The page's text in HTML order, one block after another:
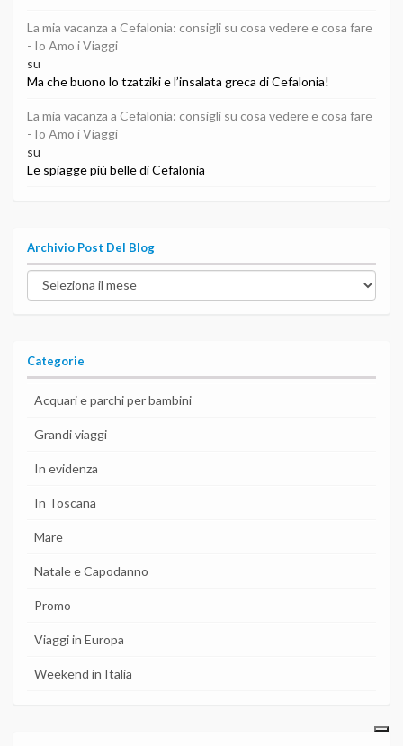
La mia vacanza a Cefalonia: consigli su cosa vedere e cosa fare
- Io Amo i Viaggi
su
Ma che buono lo tzatziki e l’insalata greca di Cefalonia!
La mia vacanza a Cefalonia: consigli su cosa vedere e cosa fare
- Io Amo i Viaggi
su
Le spiagge più belle di Cefalonia
Archivio Post Del Blog
Archivio
post
Categorie
Acquari e parchi per bambini
Grandi viaggi
In evidenza
In Toscana
Mare
Natale e Capodanno
Promo
Viaggi in Europa
Weekend in Italia